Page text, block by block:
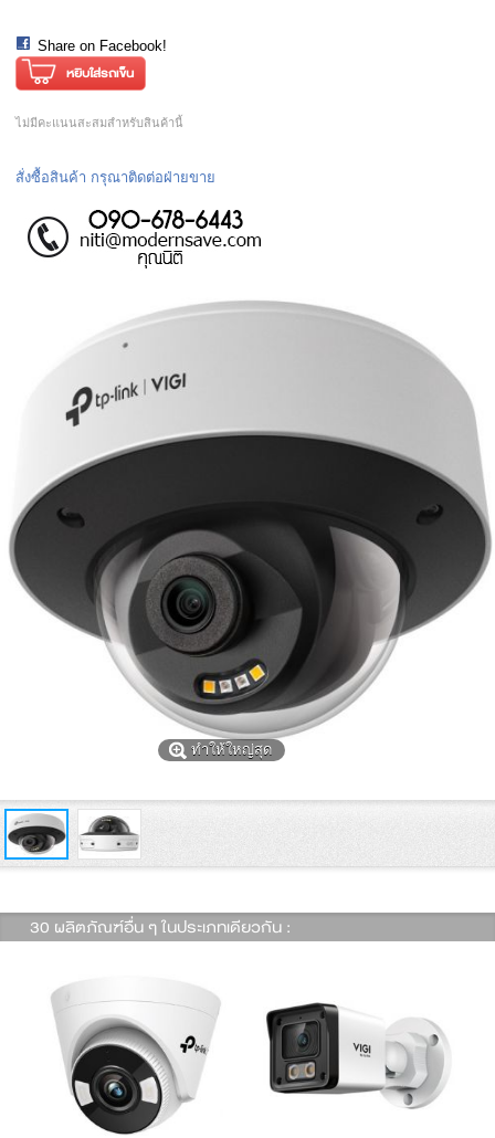
Share on Facebook!
ไม่มีคะแนนสะสมสำหรับสินค้านี้
สั่งซื้อสินค้า กรุณาติดต่อฝ่ายขาย
ทำให้ใหญ่สุด
30 ผลิตภัณฑ์อื่น ๆ ในประเภทเดียวกัน :